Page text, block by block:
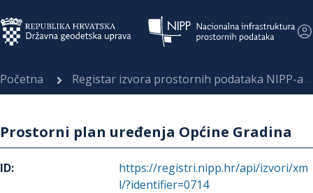
Početna Registar izvora prostornih podataka NIPP-a
Prostorni plan uređenja Općine Gradina
ID:
https://registri.nipp.hr/api/izvori/xm
l/?identifier=0714